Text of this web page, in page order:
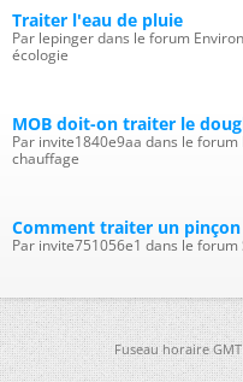
Traiter l'eau de pluie
Par lepinger dans le forum
écologie
MOB doit-on traiter le
Par invite1840e9aa dans le
chauffage
Comment traiter un pinçon
Par invite751056e1 dans le
Fuseau horaire